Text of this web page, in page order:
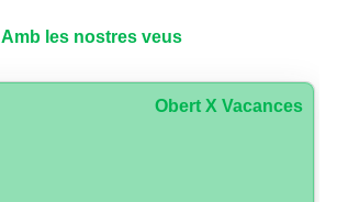
Amb les nostres veus
Obert X Vacances